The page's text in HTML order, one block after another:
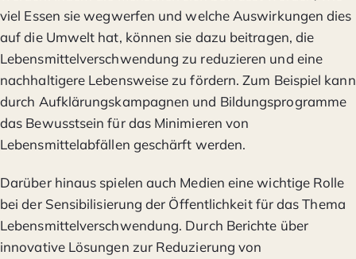
viel Essen sie wegwerfen und welche Auswirkungen dies
auf die Umwelt hat, können sie dazu beitragen, die
Lebensmittelverschwendung zu reduzieren und eine
nachhaltigere Lebensweise zu fördern. Zum Beispiel kann
durch Aufklärungskampagnen und Bildungsprogramme
das Bewusstsein für das Minimieren von
Lebensmittelabfällen geschärft werden.
Darüber hinaus spielen auch Medien eine wichtige Rolle
bei der Sensibilisierung der Öffentlichkeit für das Thema
Lebensmittelverschwendung. Durch Berichte über
innovative Lösungen zur Reduzierung von